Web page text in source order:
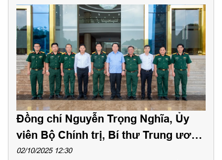
Đồng chí Nguyễn Trọng Nghĩa, Ủy
viên Bộ Chính trị, Bí thư Trung ương
Đảng, Trưởng Ban Tuyên giáo và
02/10/2025 12:30